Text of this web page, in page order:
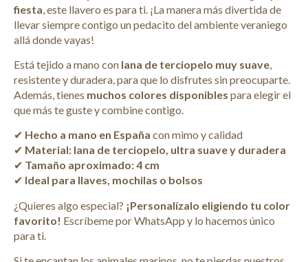
fiesta , este llavero es para ti. ¡La manera más divertida de
llevar siempre contigo un pedacito del ambiente veraniego
allá donde vayas!
Está tejido a mano con lana de terciopelo muy suave,
resistente y duradera, para que lo disfrutes sin preocuparte.
Además, tienes muchos colores disponibles para elegir el
que más te guste y combine contigo.
✔ Hecho a mano en España con mimo y calidad
✔ Material: lana de terciopelo, ultra suave y duradera
✔ Tamaño aproximado: 4 cm
✔ Ideal para llaves, mochilas o bolsos
¿Quieres algo especial? ¡Personalízalo eligiendo tu color
favorito! Escríbeme por WhatsApp y lo hacemos único
para ti.